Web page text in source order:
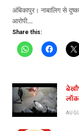
अंबिकापुर। नाबालिग से
आरोपी…
Share this:
लॉक